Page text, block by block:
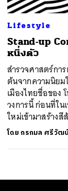
Lifestyle
Stand-up
หนึ่งตัว
สำรวจศาสตร์กา
ต้นจากความนิยม
เมืองไทยชื่อของ
วงการนี้ ก่อนที่ใ
ใหม่เข้ามาสร้างสี
โดย กรกมล ศรีวัฒ